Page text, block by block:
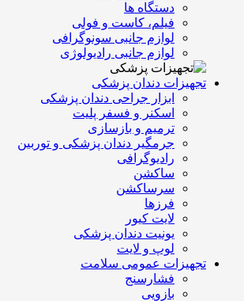
دستگاه ها
فیلم، کاست و فولی
لوازم جانبی سونوگرافی
لوازم جانبی رادیولوژی
تجهیزات دندان پزشکی
ابزار جراحی دندان پزشکی
اسکنر و فسفر پلیت
ترمیم و بازسازی
جرمگیر دندان پزشکی و توربین
رادیوگرافی
ساکشن
سرساکشن
فرزها
لایت کیور
یونیت دندان پزشکی
لوپ و لایت
تجهیزات عمومی سلامت
فشارسنج
بازویی